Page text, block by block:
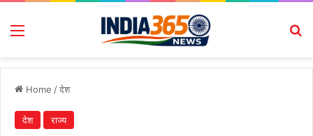
Menu
Home /देश
देश राज्य